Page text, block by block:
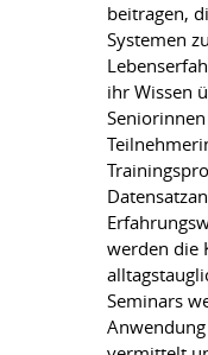
beitragen,
Systemen
ihr Wissen
werden die
Seminars
Anwendung